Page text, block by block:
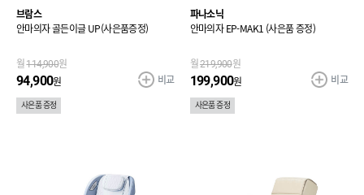
브람스
안마의자 골든이글 UP(사은품증정)
월114,900원
94,900원
사은품 증정
비교
파나소닉
안마의자 EP-MAK1 (사은품 증정)
월219,900원
199,900원
사은품 증정
비교